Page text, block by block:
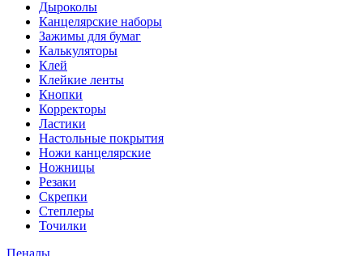
Дыроколы
Канцелярские наборы
Зажимы для бумаг
Калькуляторы
Клей
Клейкие ленты
Кнопки
Корректоры
Ластики
Настольные покрытия
Ножи канцелярские
Ножницы
Резаки
Скрепки
Степлеры
Точилки
Пеналы